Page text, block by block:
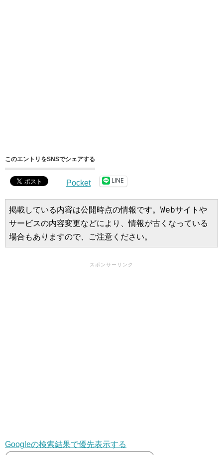
このエントリをSNSでシェアする
Pocket LINE
掲載している内容は公開時点の情報です。Webサイトや
サービスの内容変更などにより、情報が古くなっている
場合もありますので、ご注意ください。
スポンサーリンク
Googleの検索結果で優先表示する